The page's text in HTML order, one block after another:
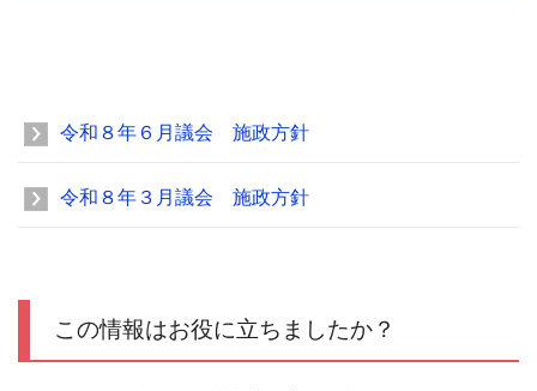
令和８年６月議会 施政方針
令和８年３月議会 施政方針
この情報はお役に立ちましたか？